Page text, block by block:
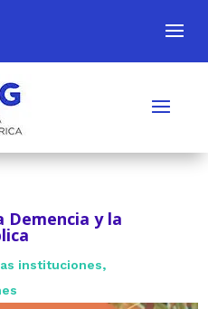
Demencia y la
instituciones,